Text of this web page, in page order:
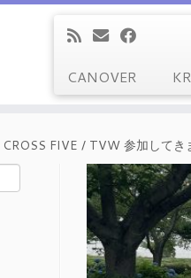
CANOVER
CROSS FIVE / TVW 参加してき